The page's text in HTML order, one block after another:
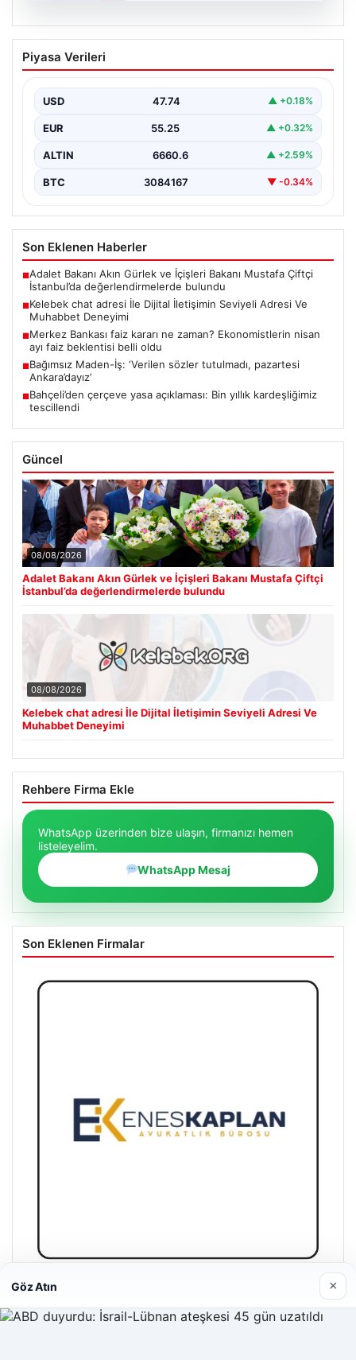
Kelebek chat adresi İle Dijital İletişimin
Seviyeli Adresi Ve Muhabbet Deneyimi
oluşturması büyük bir hassasiyet taşımaktadır.
Günümüzde çeşitli…
Piyasa Verileri
USD 47.74 ▲ +0.18%
EUR 55.25 ▲ +0.32%
ALTIN 6660.6 ▲ +2.59%
BTC 3084167 ▼ -0.34%
Son Eklenen Haberler
■Adalet Bakanı Akın Gürlek ve İçişleri Bakanı Mustafa Çiftçi
İstanbul’da değerlendirmelerde bulundu
■Kelebek chat adresi İle Dijital İletişimin Seviyeli Adresi Ve
Muhabbet Deneyimi
■Merkez Bankası faiz kararı ne zaman? Ekonomistlerin nisan
ayı faiz beklentisi belli oldu
■Bağımsız Maden-İş: ‘Verilen sözler tutulmadı, pazartesi
Ankara’dayız’
■Bahçeli’den çerçeve yasa açıklaması: Bin yıllık kardeşliğimiz
tescillendi
Güncel
08/08/2026
Adalet Bakanı Akın Gürlek ve İçişleri Bakanı Mustafa Çiftçi
İstanbul’da değerlendirmelerde bulundu
08/08/2026
Kelebek chat adresi İle Dijital İletişimin Seviyeli Adresi Ve
Muhabbet Deneyimi
Rehbere Firma Ekle
WhatsApp üzerinden bize ulaşın, firmanızı hemen
listeleyelim.
WhatsApp Mesaj
Son Eklenen Firmalar
Enes Kaplan Avukatlık Bürosu
28/04/2026
Göz Atın ×